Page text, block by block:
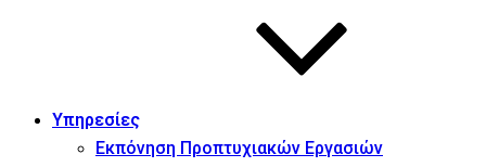
Υπηρεσίες
Εκπόνηση Προπτυχιακών Εργασιών